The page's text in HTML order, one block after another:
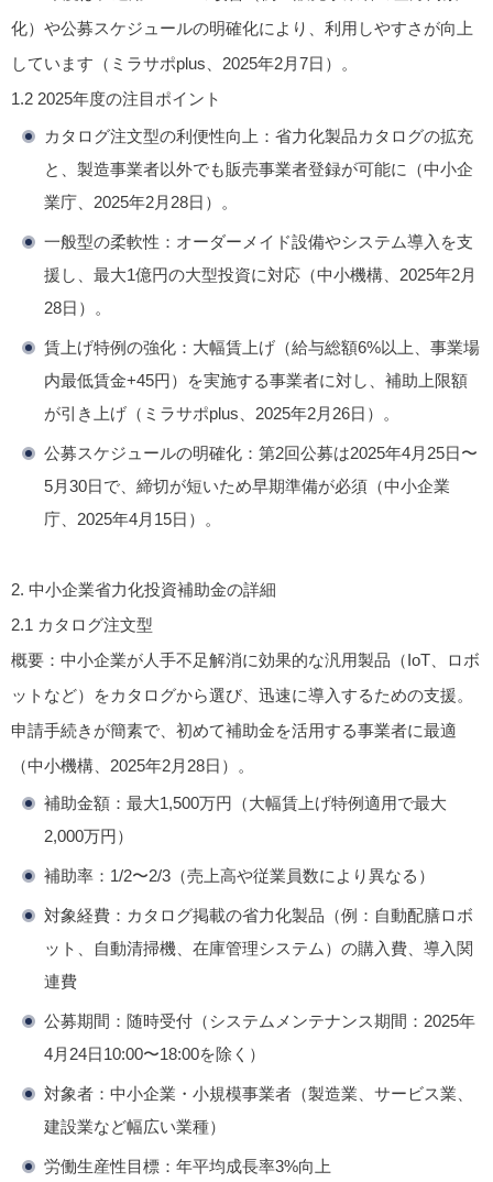
化）や公募スケジュールの明確化により、利用しやすさが向上
しています（ミラサポplus、2025年2月7日）。
1.2 2025年度の注目ポイント
カタログ注文型の利便性向上 ：省力化製品カタログの拡充
と、製造事業者以外でも販売事業者登録が可能に（中小企
業庁、2025年2月28日）。
一般型の柔軟性 ：オーダーメイド設備やシステム導入を支
援し、最大1億円の大型投資に対応（中小機構、2025年2月
28日）。
賃上げ特例の強化 ：大幅賃上げ（給与総額6%以上、事業場
内最低賃金+45円）を実施する事業者に対し、補助上限額
が引き上げ（ミラサポplus、2025年2月26日）。
公募スケジュールの明確化 ：第2回公募は2025年4月25日〜
5月30日で、締切が短いため早期準備が必須（中小企業
庁、2025年4月15日）。
2. 中小企業省力化投資補助金の詳細
2.1 カタログ注文型
概要 ：中小企業が人手不足解消に効果的な汎用製品（IoT、ロボ
ットなど）をカタログから選び、迅速に導入するための支援。
申請手続きが簡素で、初めて補助金を活用する事業者に最適
（中小機構、2025年2月28日）。
補助金額 ：最大1,500万円（大幅賃上げ特例適用で最大
2,000万円）
補助率 ：1/2〜2/3（売上高や従業員数により異なる）
対象経費 ：カタログ掲載の省力化製品（例：自動配膳ロボ
ット、自動清掃機、在庫管理システム）の購入費、導入関
連費
公募期間 ：随時受付（システムメンテナンス期間：2025年
4月24日10:00〜18:00を除く）
対象者 ：中小企業・小規模事業者（製造業、サービス業、
建設業など幅広い業種）
労働生産性目標 ：年平均成長率3%向上